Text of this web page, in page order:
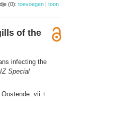
(0): toevoegen | toon
of the
infecting the
Special
Oostende. vii +